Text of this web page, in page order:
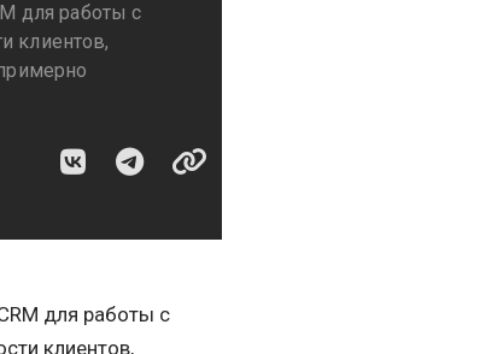
для работы с
клиентов,
для работы с
клиентов,